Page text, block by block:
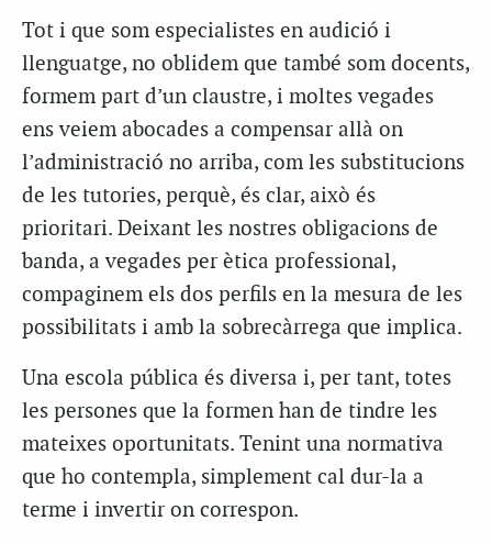
Tot i que som especialistes en audició i
llenguatge, no oblidem que també som docents,
formem part d’un claustre, i moltes vegades
ens veiem abocades a compensar allà on
l’administració no arriba, com les substitucions
de les tutories, perquè, és clar, això és
prioritari. Deixant les nostres obligacions de
banda, a vegades per ètica professional,
compaginem els dos perfils en la mesura de les
possibilitats i amb la sobrecàrrega que implica.
Una escola pública és diversa i, per tant, totes
les persones que la formen han de tindre les
mateixes oportunitats. Tenint una normativa
que ho contempla, simplement cal dur-la a
terme i invertir on correspon.